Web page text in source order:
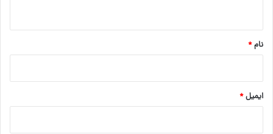
نام*
ایمیل*